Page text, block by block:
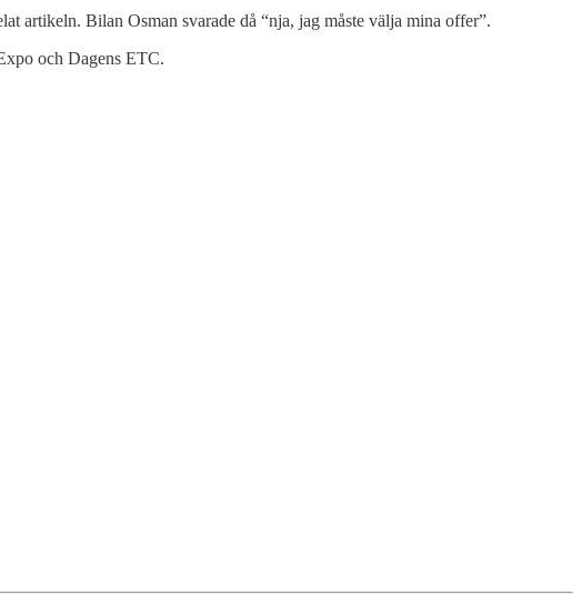
artikeln. Bilan Osman svarade då “nja, jag måste välja mina offer”.
och Dagens ETC.